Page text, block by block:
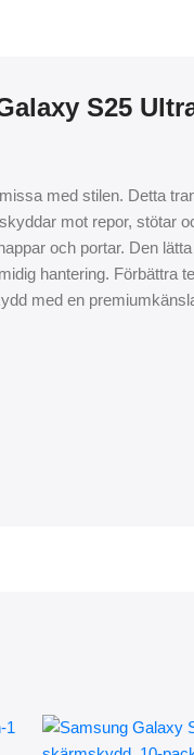
S25
med stilen. Detta
mot repor, stötar
och portar. Den
hantering. Förbättra
med en